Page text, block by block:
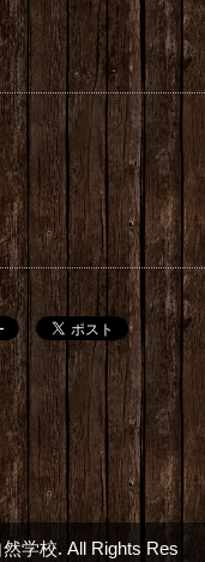
学校. All Rights Res